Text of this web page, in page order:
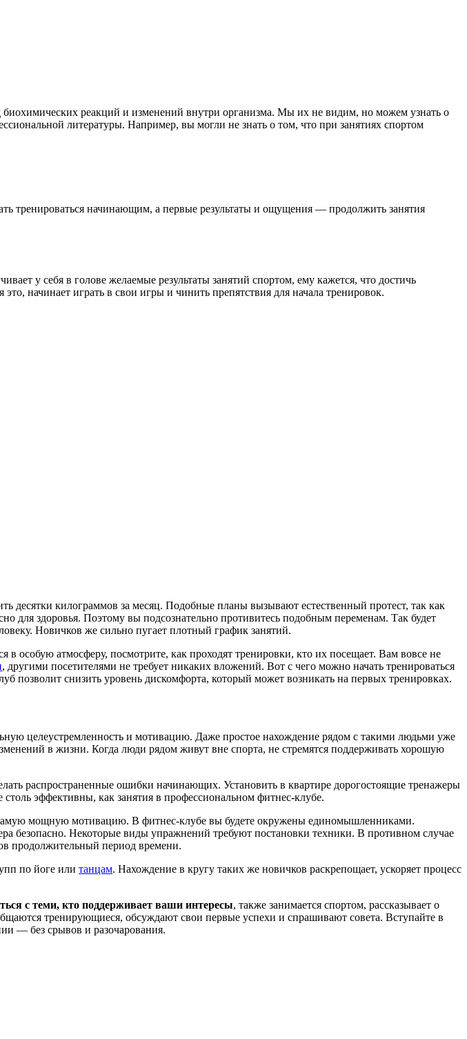
реакций и изменений внутри организма. Мы их не видим, но можем узнать о
литературы. Например, вы могли не знать о том, что при занятиях спортом
тренироваться начинающим, а первые результаты и ощущения — продолжить занятия
у себя в голове желаемые результаты занятий спортом, ему кажется, что достичь
начинает играть в свои игры и чинить препятствия для начала тренировок.
десятки килограммов за месяц. Подобные планы вызывают естественный протест, так как
для здоровья. Поэтому вы подсознательно противитесь подобным переменам. Так будет
Новичков же сильно пугает плотный график занятий.
особую атмосферу, посмотрите, как проходят тренировки, кто их посещает. Вам вовсе не
, другими посетителями не требует никаких вложений. Вот с чего можно начать тренироваться
позволит снизить уровень дискомфорта, который может возникать на первых тренировках.
целеустремленность и мотивацию. Даже простое нахождение рядом с такими людьми уже
в жизни. Когда люди рядом живут вне спорта, не стремятся поддерживать хорошую
распространенные ошибки начинающих. Установить в квартире дорогостоящие тренажеры
эффективны, как занятия в профессиональном фитнес-клубе.
самую мощную мотивацию. В фитнес-клубе вы будете окружены единомышленниками.
безопасно. Некоторые виды упражнений требуют постановки техники. В противном случае
продолжительный период времени.
по йоге или танцам. Нахождение в кругу таких же новичков раскрепощает, ускоряет процесс
с теми, кто поддерживает ваши интересы, также занимается спортом, рассказывает о
тренирующиеся, обсуждают свои первые успехи и спрашивают совета. Вступайте в
— без срывов и разочарования.